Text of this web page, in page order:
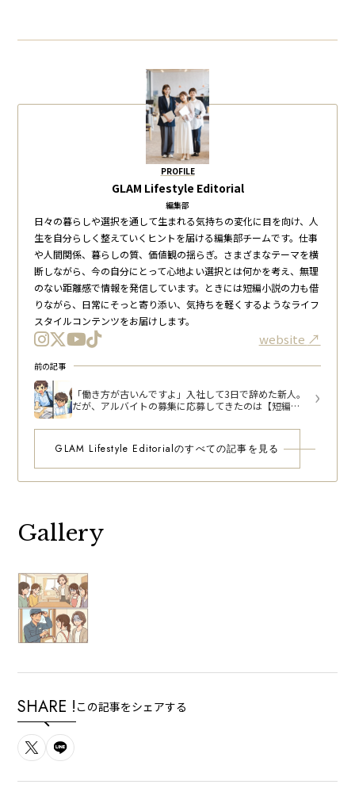
PROFILE
GLAM Lifestyle Editorial
編集部
日々の暮らしや選択を通して生まれる気持ちの変化に目を向け、人
生を自分らしく整えていくヒントを届ける編集部チームです。仕事
や人間関係、暮らしの質、価値観の揺らぎ。さまざまなテーマを横
断しながら、今の自分にとって心地よい選択とは何かを考え、無理
のない距離感で情報を発信しています。ときには短編小説の力も借
りながら、日常にそっと寄り添い、気持ちを軽くするようなライフ
スタイルコンテンツをお届けします。
website
前の記事
「働き方が古いんですよ」入社して3日で辞めた新人。
だが、アルバイトの募集に応募してきたのは【短編小
GLAM Lifestyle Editorialのすべての記事を見る
Gallery
SHARE ! この記事をシェアする